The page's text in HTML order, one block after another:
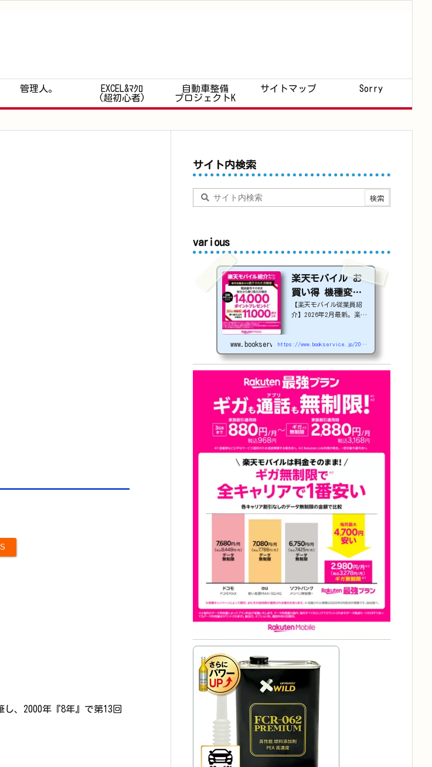
管理人。
EXCEL&ﾏｸﾛ
(超初心者)
自動車整備
プロジェクトK
サイトマップ Sorry
、2000年『8年』で第13回
サイト内検索
various
楽天モバイル お
買い得 機種変更
or 社員紹介 2026
年4月更新
【楽天モバイル従業員紹
介】2026年2月最新。楽天
円割引になる、nubia S2
Rなどのお得な対象機種を
紹介します。
22000
円引き機種、続々登場！
OPPO A5 5G
追加（2026/3）
nubia S2R (ZTE)
1円
Samsung
Galaxy A25 5G
円
OPPO A3 5G
arrow
s We2
1円
arrows We2 Plus
円
値下げ（2026/3/
AQUOS sense9
3,900円
Phone (3a)
128GB
24,900～(値下
げ)
※iphoneは楽天モバ
イルサイトからご...
www.bookservice.jp https://www.bookservice.jp/2025/07/06/post-48181